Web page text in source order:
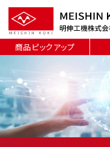
商品ピックアップ